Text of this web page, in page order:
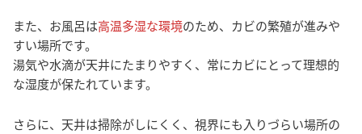
また、お風呂は高温多湿な環境のため、カビの繁殖が進みや
すい場所です。
湯気や水滴が天井にたまりやすく、常にカビにとって理想的
な湿度が保たれています。
さらに、天井は掃除がしにくく、視界にも入りづらい場所の